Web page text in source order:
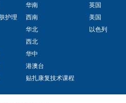
护理
华南
西南
华北
西北
华中
港澳台
贴扎康复技术课程
英国
美国
以色列